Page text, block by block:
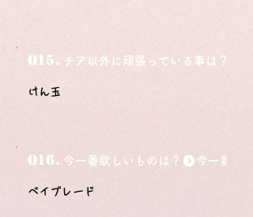
Q15. チア以外に頑張っている事は？
けん玉
Q16. 今一番欲しいものは？
ベイブレード